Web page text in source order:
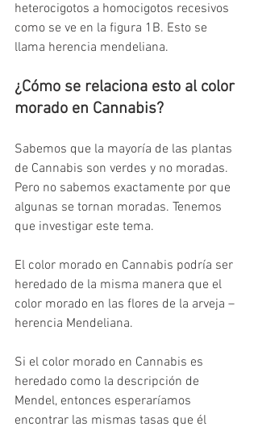
heterocigotos a homocigotos recesivos
como se ve en la figura 1B. Esto se
llama herencia mendeliana.
¿Cómo se relaciona esto al color
morado en Cannabis?
Sabemos que la mayoría de las plantas
de Cannabis son verdes y no moradas.
Pero no sabemos exactamente por que
algunas se tornan moradas. Tenemos
que investigar este tema.
El color morado en Cannabis podría ser
heredado de la misma manera que el
color morado en las flores de la arveja –
herencia Mendeliana.
Si el color morado en Cannabis es
heredado como la descripción de
Mendel, entonces esperaríamos
encontrar las mismas tasas que él